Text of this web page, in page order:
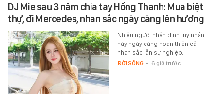
DJ Mie sau 3 năm chia tay Hồng Thanh: Mua biệt
thự, đi Mercedes, nhan sắc ngày càng lên hương
Nhiều người nhận định mỹ nhân
này ngày càng hoàn thiện cả
nhan sắc lẫn sự nghiệp.
ĐỜI SỐNG - 6 giờ trước